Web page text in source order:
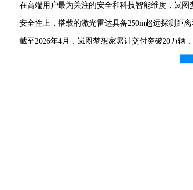
在高端用户最为关注的安全和科技智能维度，岚图
安全性上，搭载的激光雷达具备250m超远探测距离
截至2026年4月，岚图梦想家累计交付突破20万辆，